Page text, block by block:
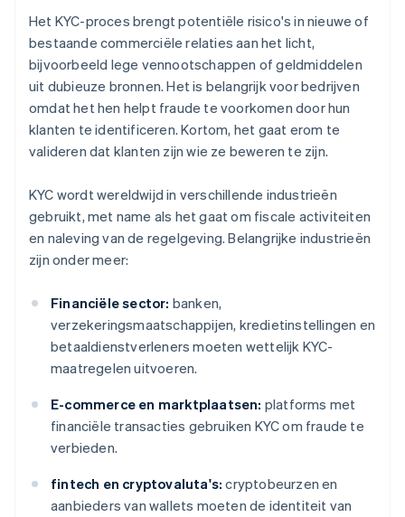
Het KYC-proces brengt potentiële risico's in nieuwe of
bestaande commerciële relaties aan het licht,
bijvoorbeeld lege vennootschappen of geldmiddelen
uit dubieuze bronnen. Het is belangrijk voor bedrijven
omdat het hen helpt fraude te voorkomen door hun
klanten te identificeren. Kortom, het gaat erom te
valideren dat klanten zijn wie ze beweren te zijn.
KYC wordt wereldwijd in verschillende industrieën
gebruikt, met name als het gaat om fiscale activiteiten
en naleving van de regelgeving. Belangrijke industrieën
zijn onder meer:
Financiële sector: banken,
verzekeringsmaatschappijen, kredietinstellingen en
betaaldienstverleners moeten wettelijk KYC-
maatregelen uitvoeren.
E-commerce en marktplaatsen: platforms met
financiële transacties gebruiken KYC om fraude te
verbieden.
fintech en cryptovaluta's: cryptobeurzen en
aanbieders van wallets moeten de identiteit van